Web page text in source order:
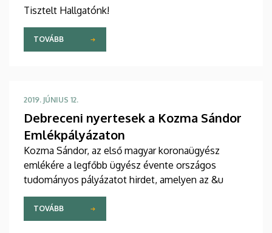
Tisztelt Hallgatónk!
TOVÁBB
2019. JÚNIUS 12.
Debreceni nyertesek a Kozma Sándor
Emlékpályázaton
Kozma Sándor, az első magyar koronaügyész
emlékére a legfőbb ügyész évente országos
tudományos pályázatot hirdet, amelyen az &u
TOVÁBB